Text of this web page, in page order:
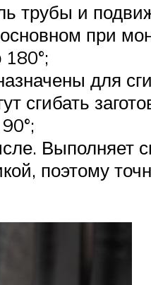
трубы и
при
для
сгибать
Выполняет
поэтому